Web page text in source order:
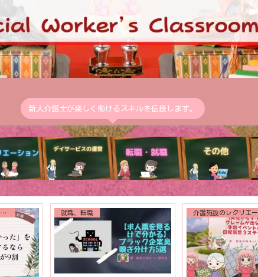
新人介護士が楽しく働けるスキルを伝授します。
介護施設のレクリエーション 入浴介助 送迎